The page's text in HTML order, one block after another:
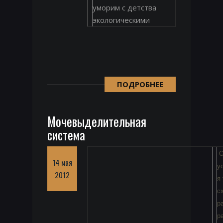
уморим с детства
экологическими
ПОДРОБНЕЕ
Мочевыделительная
система
14 мая
2012
я